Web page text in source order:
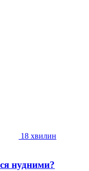
18 хвилин
нудними?